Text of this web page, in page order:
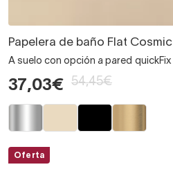
Papelera de baño Flat Cosmic
A suelo con opción a pared quickFix
37,03€ 54,45€
Oferta